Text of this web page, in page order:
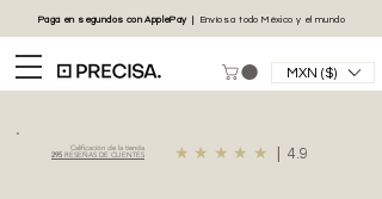
Paga en segundos conApplePay| Envíosa todo México y el mundo
MXN ($)
Calificación de la tienda
295 RESEÑAS DE CLIENTES ★★★★★ |4.9